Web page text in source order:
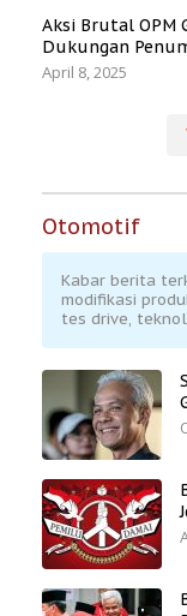
Aksi Brutal OPM
Dukungan
April 8, 2025
Otomotif
Kabar berita
modifikasi
tes drive,